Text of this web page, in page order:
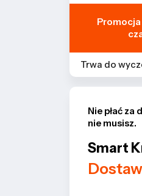
Trwa do
Nie płać za
nie musisz.
Smart